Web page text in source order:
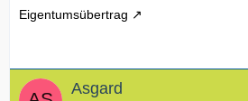
Eigentumsübertrag
Asgard